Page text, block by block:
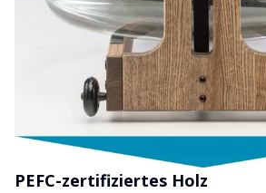
PEFC-zertifiziertes Holz